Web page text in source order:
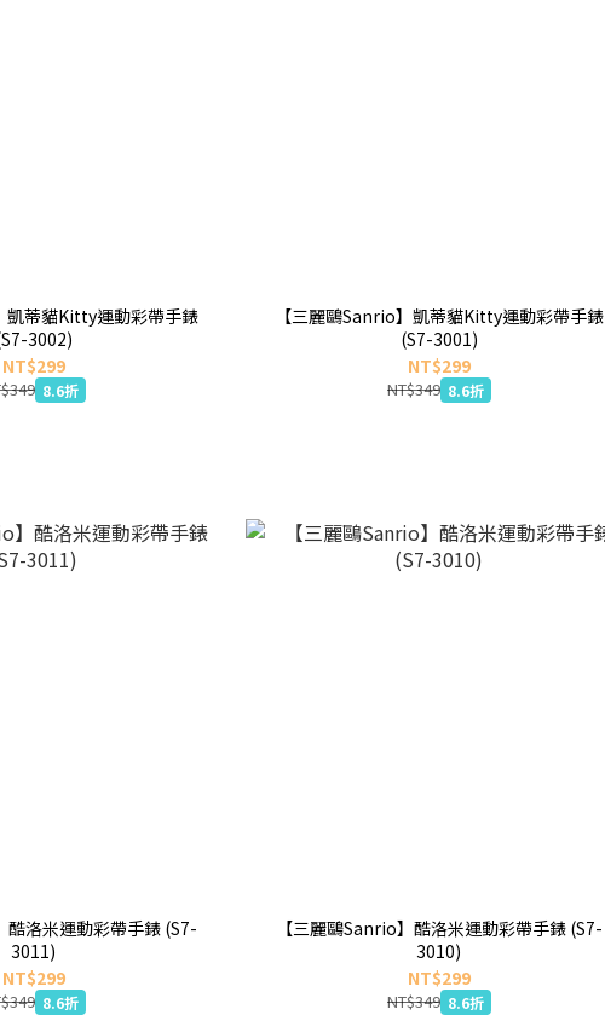
凱蒂貓Kitty運動彩帶手錶
3002)
NT$299
8.6折
【三麗鷗Sanrio】凱蒂貓Kitty運動彩帶手錶
(S7-3001)
NT$299
NT$349 8.6折
酷洛米運動彩帶手錶 (S7-
3011)
NT$299
8.6折
【三麗鷗Sanrio】酷洛米運動彩帶手錶 (S7-
3010)
NT$299
NT$349 8.6折